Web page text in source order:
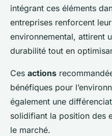
intégrant ces éléments
entreprises renforcent
environnemental, attirent
durabilité tout en
Ces actions
bénéfiques pour
également une
solidifiant la position des
le marché.